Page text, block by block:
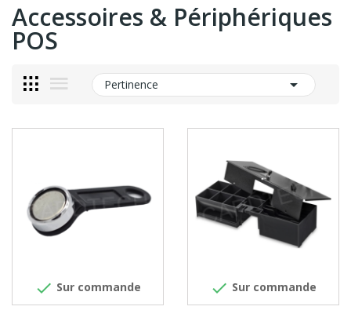
Accessoires & Périphériques
POS
Pertinence 
 Sur commande  Sur commande